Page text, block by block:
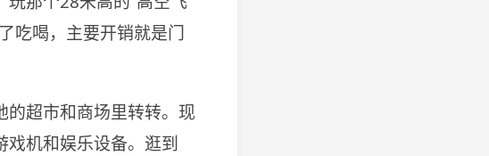
吃喝，主要开销就是门
的超市和商场里转转。现
戏机和娱乐设备。逛到